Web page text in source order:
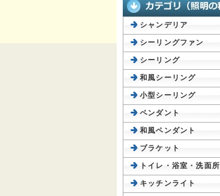
シャンデリア
シーリングファン
シーリング
和風シーリング
小型シーリング
ペンダント
和風ペンダント
ブラケット
トイレ・浴室・洗面所
キッチンライト